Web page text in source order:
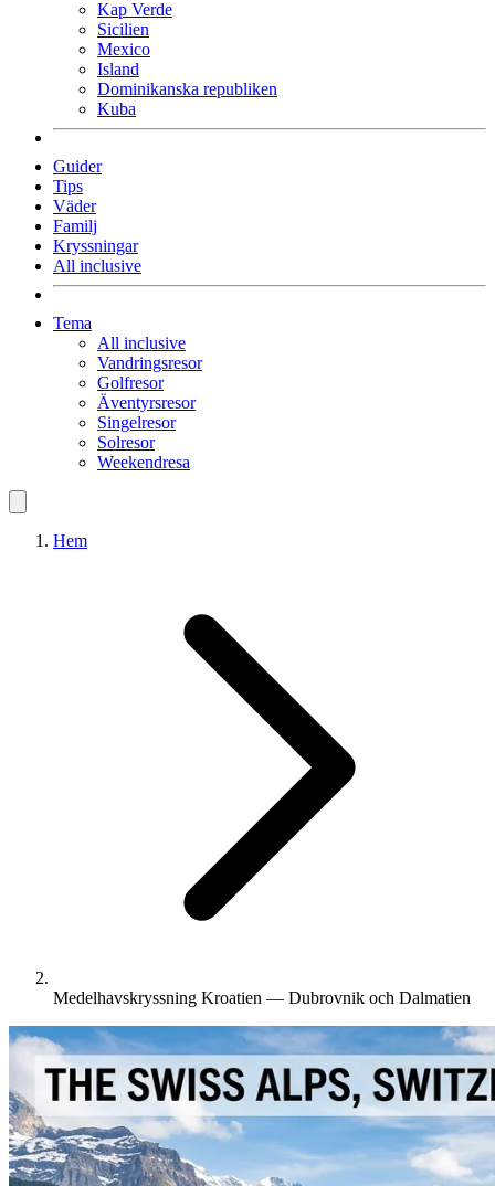
Kap Verde
Sicilien
Mexico
Island
Dominikanska republiken
Kuba
Guider
Tips
Väder
Familj
Kryssningar
All inclusive
Tema
All inclusive
Vandringsresor
Golfresor
Äventyrsresor
Singelresor
Solresor
Weekendresa
Hem
Medelhavskryssning Kroatien — Dubrovnik och Dalmatien